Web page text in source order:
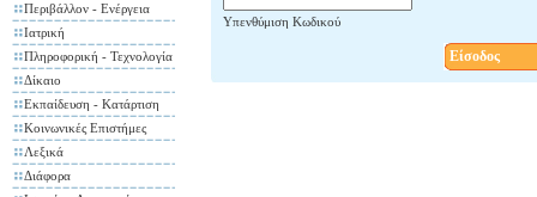
Περιβάλλον - Ενέργεια
Ιατρική
Πληροφορική - Τεχνολογία
Δίκαιο
Εκπαίδευση - Κατάρτιση
Κοινωνικές Επιστήμες
Λεξικά
Διάφορα
Υπενθύμιση Κωδικού
Είσοδος